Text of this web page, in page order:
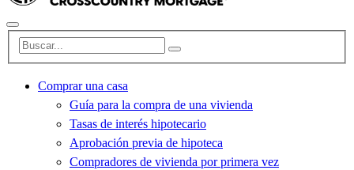
Comprar una casa
Guía para la compra de una vivienda
Tasas de interés hipotecario
Aprobación previa de hipoteca
Compradores de vivienda por primera vez